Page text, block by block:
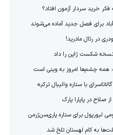
فکر خرید سردار آزمون افتاد؟
برای فصل جدید آماده می‌شوند
نسخه شکست ژاپن را داد
همه چشم‌ها امروز به وینی است
با ستاره والیبال ترکیه
صلاح در پاپارا پارک
لیورپول برای ستاره پاری‌سن‌ژرمن
به کام لهستان تلخ شد